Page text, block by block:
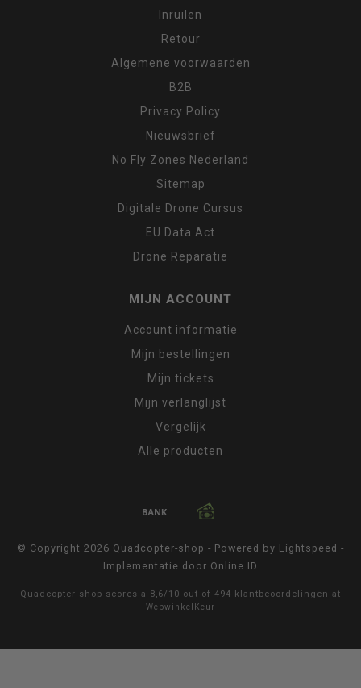
Inruilen
Retour
Algemene voorwaarden
B2B
Privacy Policy
Nieuwsbrief
No Fly Zones Nederland
Sitemap
Digitale Drone Cursus
EU Data Act
Drone Reparatie
MIJN ACCOUNT
Account informatie
Mijn bestellingen
Mijn tickets
Mijn verlanglijst
Vergelijk
Alle producten
© Copyright 2026 Quadcopter-shop - Powered by Lightspeed -
Implementatie door Online ID
Quadcopter shop scores a 8,6/ 10 out of 494 klantbeoordelingen at
WebwinkelKeur